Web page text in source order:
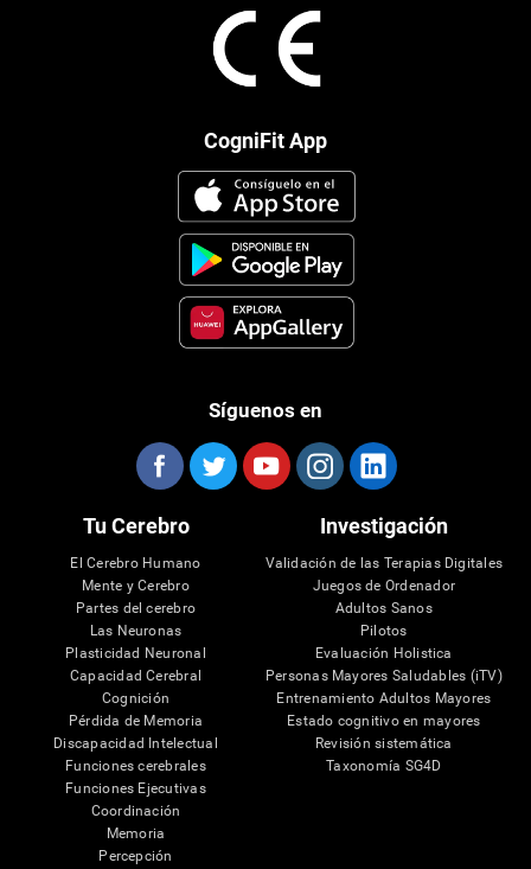
CogniFit App
Síguenos en
Tu Cerebro
El Cerebro Humano
Mente y Cerebro
Partes del cerebro
Las Neuronas
Plasticidad Neuronal
Capacidad Cerebral
Cognición
Pérdida de Memoria
Discapacidad Intelectual
Funciones cerebrales
Funciones Ejecutivas
Coordinación
Memoria
Percepción
Investigación
Validación de las Terapias Digitales
Juegos de Ordenador
Adultos Sanos
Pilotos
Evaluación Holistica
Personas Mayores Saludables (iTV)
Entrenamiento Adultos Mayores
Estado cognitivo en mayores
Revisión sistemática
Taxonomía SG4D